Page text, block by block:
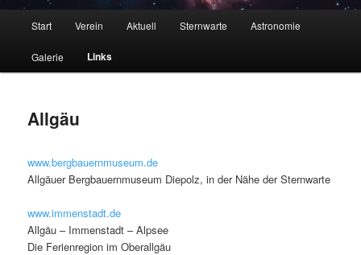
Start Verein Aktuell Sternwarte Astronomie
Galerie Links
Allgäu
www.bergbauernmuseum.de
Allgäuer Bergbauernmuseum Diepolz, in der Nähe der Sternwarte
www.immenstadt.de
Allgäu – Immenstadt – Alpsee
Die Ferienregion im Oberallgäu